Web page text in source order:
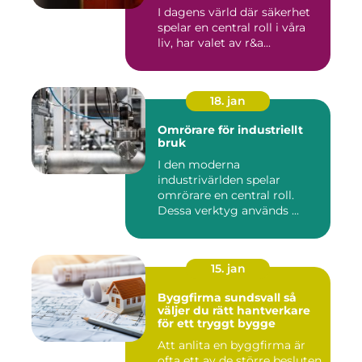
I dagens värld där säkerhet
spelar en central roll i våra
liv, har valet av r&a...
18. jan
Omrörare för industriellt
bruk
I den moderna
industrivärlden spelar
omrörare en central roll.
Dessa verktyg används ...
15. jan
Byggfirma sundsvall så
väljer du rätt hantverkare
för ett tryggt bygge
Att anlita en byggfirma är